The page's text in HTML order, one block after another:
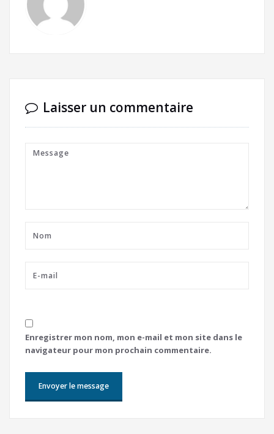
Laisser un commentaire
Enregistrer mon nom, mon e-mail et mon site dans le
navigateur pour mon prochain commentaire.